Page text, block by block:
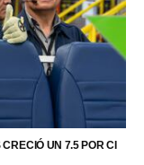
UN 7.5 POR CI